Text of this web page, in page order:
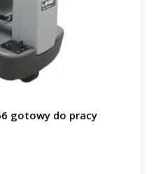
66 gotowy do pracy